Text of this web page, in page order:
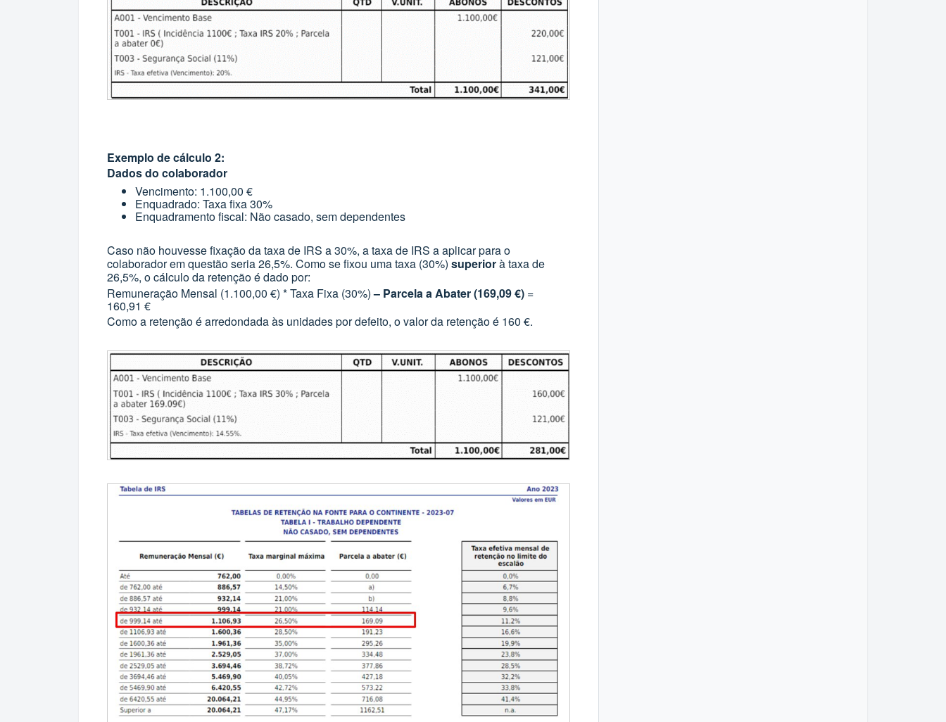
Exemplo de cálculo 2:
Dados do colaborador
Vencimento: 1.100,00 €
Enquadrado: Taxa fixa 30%
Enquadramento fiscal: Não casado, sem dependentes
Caso não houvesse fixação da taxa de IRS a 30%, a taxa de IRS a aplicar para o
colaborador em questão seria 26,5%. Como se fixou uma taxa (30%) superiorà taxa de
26,5%, o cálculo da retenção é dado por:
Remuneração Mensal (1.100,00 €) * Taxa Fixa (30%)– Parcela a Abater (169,09 €) =
160,91 €
Como a retenção é arredondada às unidades por defeito, o valor da retenção é 160 €.